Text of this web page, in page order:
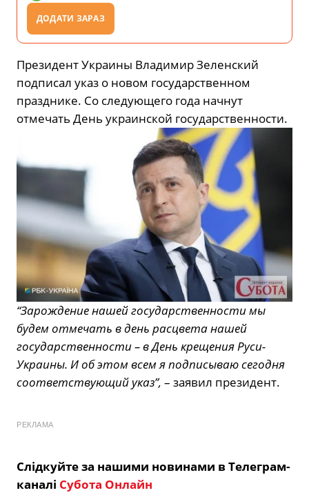
ДОДАТИ ЗАРАЗ
Президент Украины Владимир Зеленский
подписал указ о новом государственном
празднике. Со следующего года начнут
отмечать День украинской государственности.
“Зарождение нашей государственности мы
будем отмечать в день расцвета нашей
государственности – в День крещения Руси-
Украины. И об этом всем я подписываю сегодня
соответствующий указ”, – заявил президент.
РЕКЛАМА
Слідкуйте за нашими новинами в Телеграм-
каналі Субота Онлайн